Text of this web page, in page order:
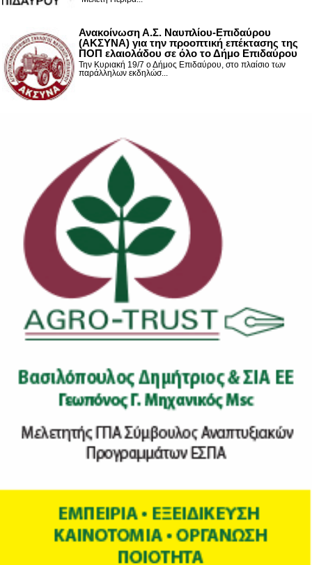
Ανακοίνωση Α.Σ. Ναυπλίου-Επιδαύρου
(ΑΚΣΥΝΑ) για την προοπτική επέκτασης της
ΠΟΠ ελαιολάδου σε όλο το Δήμο Επιδαύρου
Την Κυριακή 19/7 ο Δήμος Επιδαύρου, στο πλαίσιο των
παράλληλων εκδηλώσ...